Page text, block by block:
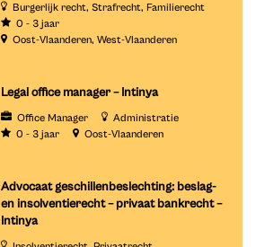
Burgerlijk recht Strafrecht Familierecht
0 - 3 jaar
Oost-Vlaanderen West-Vlaanderen
Legal office manager – Intinya
Office Manager
Administratie
0 - 3 jaar
Oost-Vlaanderen
Advocaat geschillenbeslechting: beslag-
en insolventierecht – privaat bankrecht –
Intinya